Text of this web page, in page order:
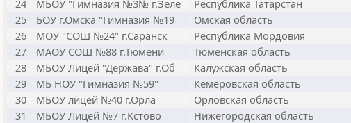
24
МБОУ "Гимназия №3№ г.Зеле Республика Татарстан
25
БОУ г.Омска "Гимназия №19 Омская область
26
МОУ "СОШ №24" г.Саранск Республика Мордовия
27
МАОУ СОШ №88 г.Тюмени Тюменская область
28
МБОУ Лицей "Держава" г.Об Калужская область
29
МБ НОУ "Гимназия №59" Кемеровская область
30
МБОУ лицей №40 г.Орла Орловская область
31
МБОУ Лицей №7 г.Кстово Нижегородская область